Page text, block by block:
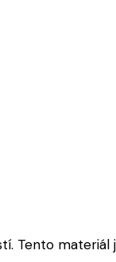
Tento materiál